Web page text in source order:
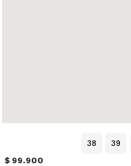
38 39
$ 99.900